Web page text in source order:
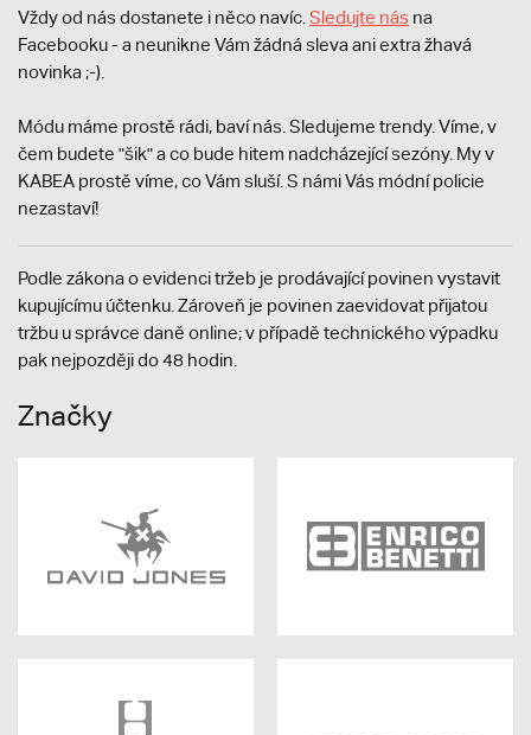
Vždy od nás dostanete i něco navíc. Sledujte nás na
Facebooku - a neunikne Vám žádná sleva ani extra žhavá
novinka ;-).
Módu máme prostě rádi, baví nás. Sledujeme trendy. Víme, v
čem budete "šik" a co bude hitem nadcházející sezóny. My v
KABEA prostě víme, co Vám sluší. S námi Vás módní policie
nezastaví!
Podle zákona o evidenci tržeb je prodávající povinen vystavit
kupujícímu účtenku. Zároveň je povinen zaevidovat přijatou
tržbu u správce daně online; v případě technického výpadku
pak nejpozději do 48 hodin.
Značky